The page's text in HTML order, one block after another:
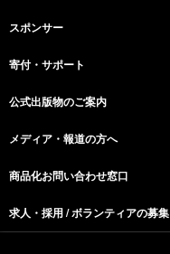
スポンサー
寄付・サポート
公式出版物のご案内
メディア・報道の方へ
商品化お問い合わせ窓口
求人・採用 / ボランティアの募集